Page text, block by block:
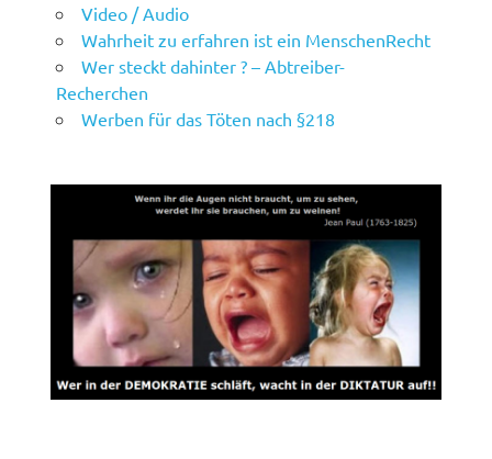
Video / Audio
Wahrheit zu erfahren ist ein MenschenRecht
Wer steckt dahinter ? – Abtreiber-
Recherchen
Werben für das Töten nach §218